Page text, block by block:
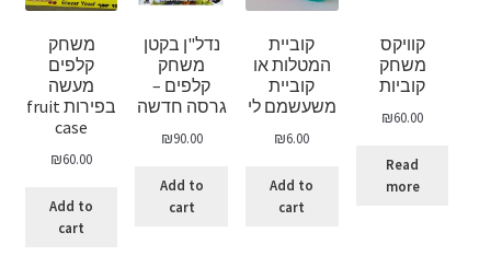
קוויקס
משחק
קוביות
₪60.00
Read
more
קוביית
המטלות או
קוביית
משעשמם לי
₪6.00
Add to
cart
נדל"ן בקטן
משחק
קלפים –
גרסה חדשה
₪90.00
Add to
cart
משחק
קלפים
מעשה
בפירות fruit
case
₪60.00
Add to
cart